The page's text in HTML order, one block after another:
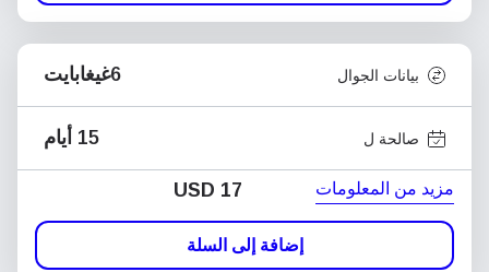
بيانات الجوال 6غيغابايت
صالحة ل 15 أيام
مزيد من المعلومات USD 17
إضافة إلى السلة